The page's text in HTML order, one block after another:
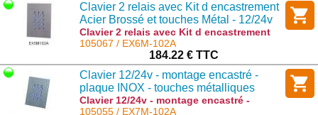
Clavier 2 relais avec Kit d encastrement
Acier Brossé et touches Métal - 12/24v
rétro-éclairé - 99 codes remplace le
EX5M-102A
Clavier 2 relais avec Kit d encastrement
Acier Brossé et touches Métal - 12/24v
rétro-éclairé - 99 codes remplace le
EX5M-102A : EX6M-102A
105067 / EX6M-102A
184.22 € TTC
Clavier 12/24v - montage encastré -
plaque INOX - touches métalliques
rétroéclairées - 4 relais - 99 codes
Clavier 12/24v - montage encastré -
plaque INOX - touches métalliques
105055 / EX7M-102A